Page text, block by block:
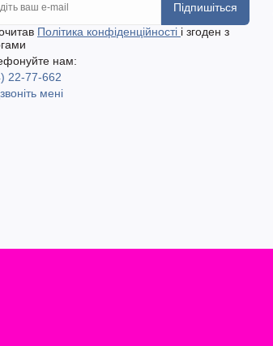
Підпишіться
Політика конфіденційності і згоден з
нам:
22-77-662
мені